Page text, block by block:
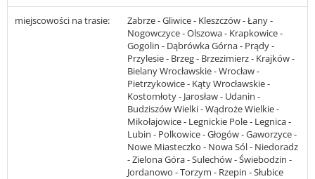
miejscowości na trasie:
Zabrze - Gliwice - Kleszczów - Łany -
Nogowczyce - Olszowa - Krapkowice -
Gogolin - Dąbrówka Górna - Prądy -
Przylesie - Brzeg - Brzezimierz - Krajków -
Bielany Wrocławskie - Wrocław -
Pietrzykowice - Kąty Wrocławskie -
Kostomłoty - Jarosław - Udanin -
Budziszów Wielki - Wądroże Wielkie -
Mikołajowice - Legnickie Pole - Legnica -
Lubin - Polkowice - Głogów - Gaworzyce -
Nowe Miasteczko - Nowa Sól - Niedoradz
- Zielona Góra - Sulechów - Świebodzin -
Jordanowo - Torzym - Rzepin - Słubice